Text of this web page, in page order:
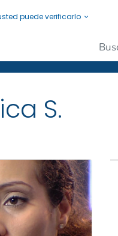
puede verificarlo
Protegemos a la gente.
S.